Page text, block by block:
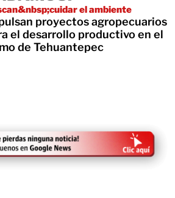
el ambiente
proyectos agropecuarios
el desarrollo productivo en el
de Tehuantepec